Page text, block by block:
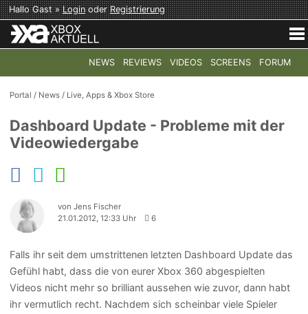
Hallo Gast »LoginoderRegistrierung
NEWS REVIEWS VIDEOS SCREENS FORUM
COD: MODERN WARFARE 4 HALO:
Portal / News / Live, Apps & Xbox Store
Dashboard Update - Probleme mit der
Videowiedergabe
von Jens Fischer
21.01.2012, 12:33 Uhr
6
Falls ihr seit dem umstrittenen letzten Dashboard Update das
Gefühl habt, dass die von eurer Xbox 360 abgespielten
Videos nicht mehr so brilliant aussehen wie zuvor, dann habt
ihr vermutlich recht. Nachdem sich scheinbar viele Spieler